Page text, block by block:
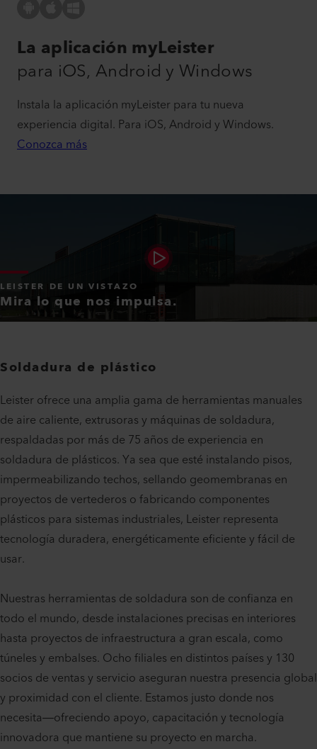
La aplicación myLeister
para iOS, Android y Windows
Instala la aplicación myLeister para tu nueva
experiencia digital. Para iOS, Android y Windows.
Conozca más
LEISTER DE UN VISTAZO
Mira lo que nos impulsa.
Soldadura de plástico
Leister ofrece una amplia gama de herramientas manuales
de aire caliente, extrusoras y máquinas de soldadura,
respaldadas por más de 75 años de experiencia en
soldadura de plásticos. Ya sea que esté instalando pisos,
impermeabilizando techos, sellando geomembranas en
proyectos de vertederos o fabricando componentes
plásticos para sistemas industriales, Leister representa
tecnología duradera, energéticamente eficiente y fácil de
usar.
Nuestras herramientas de soldadura son de confianza en
todo el mundo, desde instalaciones precisas en interiores
hasta proyectos de infraestructura a gran escala, como
túneles y embalses. Ocho filiales en distintos países y 130
socios de ventas y servicio aseguran nuestra presencia global
y proximidad con el cliente. Estamos justo donde nos
necesita—ofreciendo apoyo, capacitación y tecnología
innovadora que mantiene su proyecto en marcha.